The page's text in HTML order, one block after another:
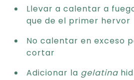
Llevar a calentar a
que de el primer hervor
No calentar en exceso
cortar
Adicionar la gelatina